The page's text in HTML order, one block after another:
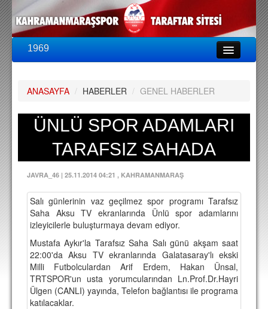
1969
PUAN DURUMU
FİKSTÜR
A TAKIM KADROSU
TEKNİK KADRO
TRANSFERLER
TARAFTAR
BİLETLER
DEPLASMAN
LİSANSLI ÜRÜNLER
ANASAYFA / HABERLER / GENEL HABERLER
ÜNLÜ SPOR ADAMLARI
TARAFSIZ SAHADA
JAVRA_46 | 25.11.2014 04:21 , KAHRAMANMARAŞ
Salı günlerinin vaz geçilmez spor programı Tarafsız
Saha Aksu TV ekranlarında Ünlü spor adamlarını
izleyicilerle buluşturmaya devam ediyor.
Mustafa Aykır'la Tarafsız Saha Salı günü akşam saat
22:00'da Aksu TV ekranlarında Galatasaray'lı ekski
Milli Futbolculardan Arif Erdem, Hakan Ünsal,
TRTSPOR'un usta yorumcularından Ln.Prof.Dr.Hayri
Ülgen (CANLI) yayında, Telefon bağlantısı ile programa
katılacaklar.